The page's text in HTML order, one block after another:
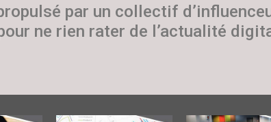
par un collectif
ne rien rater de l’actualité